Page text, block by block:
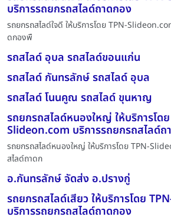
บริการรถยกรถสไลด์ถาดกอง
รถยกรถสไลด์ใจดี ให้บริการโดย TPN-
ดกองพื
รถสไลด์ อุบล รถสไลด์ขอนแก่น
รถสไลด์ กันทรลักษ์ รถสไลด์ อุบล
รถสไลด์ โนนคูณ รถสไลด์ ขุนหาญ
รถยกรถสไลด์หนองใหญ่ ให้บริการโด
Slideon.com บริการรถยกรถสไลด์ถ
รถยกรถสไลด์หนองใหญ่ ให้บริการโดย TPN-
สไลด์ถาดก
อ.กันทรลักษ์ จัดส่ง อ.ปรางกู่
รถยกรถสไลด์เสียว ให้บริการโดย
บริการรถยกรถสไลด์ถาดกอง